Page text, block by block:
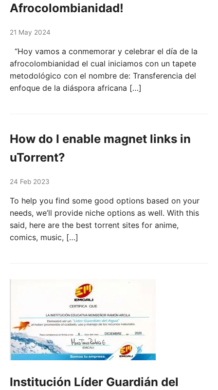
Afrocolombianidad!
21 May 2024
“Hoy vamos a conmemorar y celebrar el día de la
afrocolombianidad el cual iniciamos con un tapete
metodológico con el nombre de: Transferencia del
enfoque de la diáspora africana […]
How do I enable magnet links in
uTorrent?
24 Feb 2023
To help you find some good options based on your
needs, we’ll provide niche options as well. With this
said, here are the best torrent sites for anime,
comics, music, […]
Institución Líder Guardián del